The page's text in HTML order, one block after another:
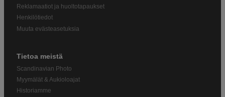
Reklamaatiot ja huoltotapaukset
Henkilötiedot
Muuta evästeasetuksia
Tietoa meistä
Scandinavian Photo
Myymälät & Aukioloajat
Historiamme